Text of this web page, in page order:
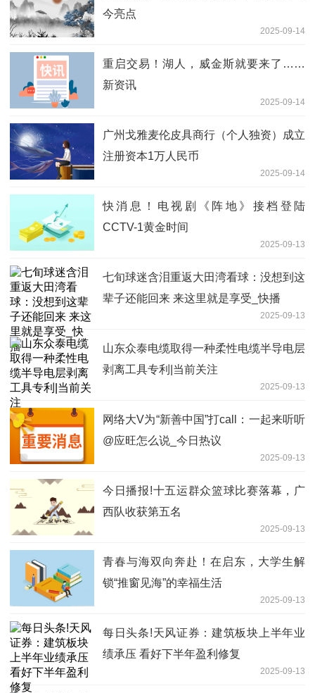
今亮点
2025-09-14
重启交易！湖人，威金斯就要来了……
新资讯
2025-09-14
广州戈雅麦伦皮具商行（个人独资）成立
注册资本1万人民币
2025-09-14
快消息！电视剧《阵地》接档登陆
CCTV-1黄金时间
2025-09-13
七旬球迷含泪重返大田湾看球：没想到这
辈子还能回来 来这里就是享受_快播
2025-09-13
山东众泰电缆取得一种柔性电缆半导电层
剥离工具专利|当前关注
2025-09-13
网络大V为“新善中国”打call：一起来听听
@应旺怎么说_今日热议
2025-09-13
今日播报!十五运群众篮球比赛落幕，广
西队收获第五名
2025-09-13
青春与海双向奔赴！在启东，大学生解
锁“推窗见海”的幸福生活
2025-09-13
每日头条!天风证券：建筑板块上半年业
绩承压 看好下半年盈利修复
2025-09-13